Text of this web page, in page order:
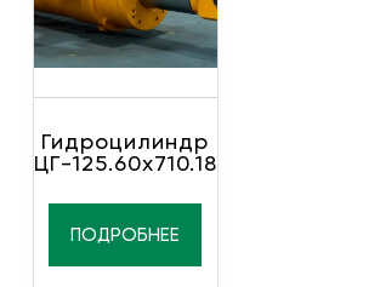
Гидроцилиндр
ЦГ-125.60х710.18
ПОДРОБНЕЕ